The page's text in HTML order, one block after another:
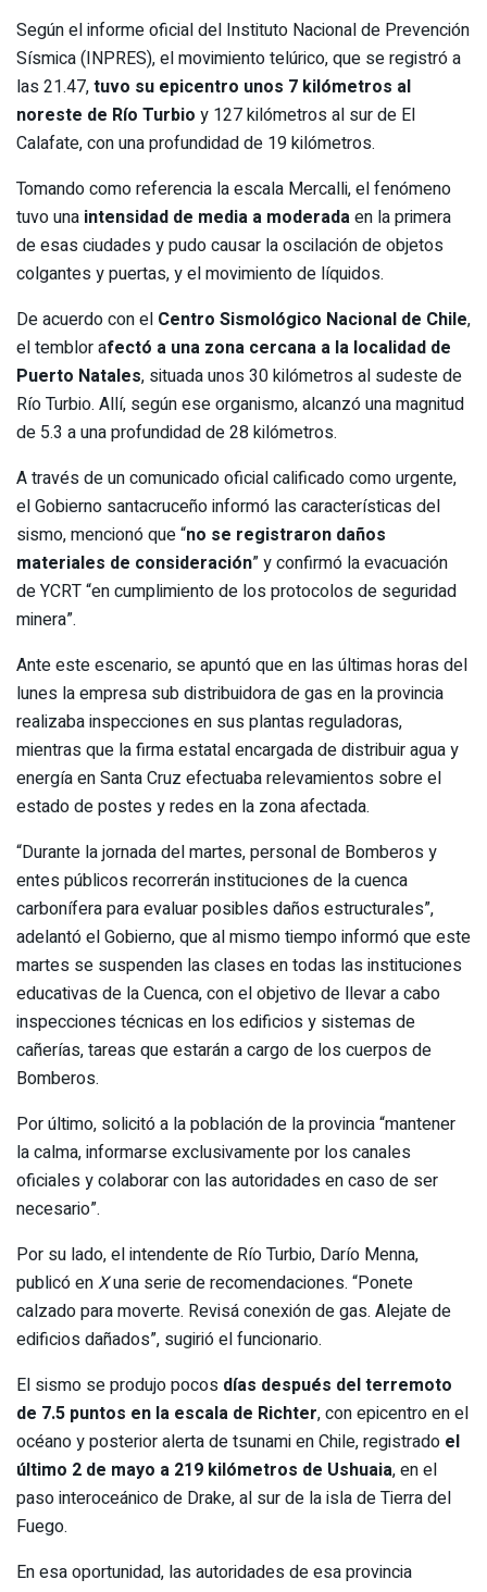
Según el informe oficial del Instituto Nacional de Prevención
Sísmica (INPRES), el movimiento telúrico, que se registró a
las 21.47,tuvo su epicentro unos 7 kilómetros al
noreste de Río Turbio y 127 kilómetros al sur de El
Calafate, con una profundidad de 19 kilómetros.
Tomando como referencia la escala Mercalli, el fenómeno
tuvo una intensidad de media a moderadaen la primera
de esas ciudades y pudo causar la oscilación de objetos
colgantes y puertas, y el movimiento de líquidos.
De acuerdo con el Centro Sismológico Nacional de Chile,
el temblor afectó a una zona cercana a la localidad de
Puerto Natales, situada unos 30 kilómetros al sudeste de
Río Turbio. Allí, según ese organismo, alcanzó una magnitud
de 5.3 a una profundidad de 28 kilómetros.
A través de un comunicado oficial calificado como urgente,
el Gobierno santacruceño informó las características del
sismo, mencionó que “no se registraron daños
materiales de consideración” y confirmó la evacuación
de YCRT “en cumplimiento de los protocolos de seguridad
minera”.
Ante este escenario, se apuntó que en las últimas horas del
lunes la empresa sub distribuidora de gas en la provincia
realizaba inspecciones en sus plantas reguladoras,
mientras que la firma estatal encargada de distribuir agua y
energía en Santa Cruz efectuaba relevamientos sobre el
estado de postes y redes en la zona afectada.
“Durante la jornada del martes, personal de Bomberos y
entes públicos recorrerán instituciones de la cuenca
carbonífera para evaluar posibles daños estructurales”,
adelantó el Gobierno, que al mismo tiempo informó que este
martes se suspenden las clases en todas las instituciones
educativas de la Cuenca, con el objetivo de llevar a cabo
inspecciones técnicas en los edificios y sistemas de
cañerías, tareas que estarán a cargo de los cuerpos de
Bomberos.
Por último, solicitó a la población de la provincia “mantener
la calma, informarse exclusivamente por los canales
oficiales y colaborar con las autoridades en caso de ser
necesario”.
Por su lado, el intendente de Río Turbio, Darío Menna,
publicó enXuna serie de recomendaciones. “Ponete
calzado para moverte. Revisá conexión de gas. Alejate de
edificios dañados”, sugirió el funcionario.
El sismo se produjo pocos días después del terremoto
de 7.5 puntos en la escala de Richter, con epicentro en el
océano y posterior alerta de tsunami en Chile, registrado el
último 2 de mayo a 219 kilómetros de Ushuaia, en el
paso interoceánico de Drake, al sur de la isla de Tierra del
Fuego.
En esa oportunidad, las autoridades de esa provincia